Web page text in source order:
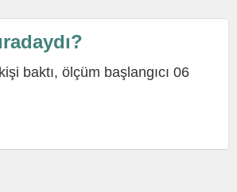
baktı, ölçüm başlangıcı 06